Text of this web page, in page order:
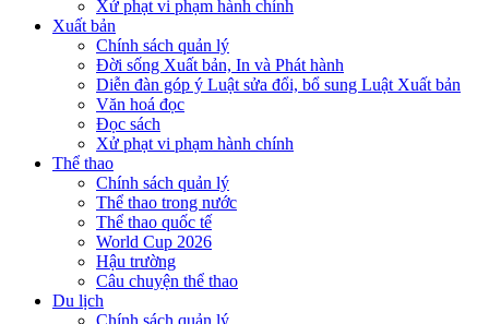
Xử phạt vi phạm hành chính
Xuất bản
Chính sách quản lý
Đời sống Xuất bản, In và Phát hành
Diễn đàn góp ý Luật sửa đổi, bổ sung Luật Xuất bản
Văn hoá đọc
Đọc sách
Xử phạt vi phạm hành chính
Thể thao
Chính sách quản lý
Thể thao trong nước
Thể thao quốc tế
World Cup 2026
Hậu trường
Câu chuyện thể thao
Du lịch
Chính sách quản lý